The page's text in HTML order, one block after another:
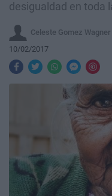
desigualdad en toda
Celeste Gomez Wagner
10/02/2017